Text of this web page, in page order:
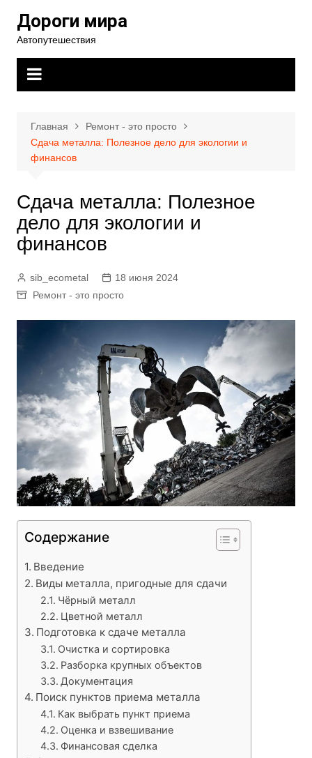
содержимому
Дороги мира
Автопутешествия
Главная
Ремонт - это просто
Сдача металла: Полезное дело для экологии и
финансов
Сдача металла: Полезное
дело для экологии и
финансов
sib_ecometal
18 июня 2024
Ремонт - это просто
Содержание
Введение
Виды металла, пригодные для сдачи
Чёрный металл
Цветной металл
Подготовка к сдаче металла
Очистка и сортировка
Разборка крупных объектов
Документация
Поиск пунктов приема металла
Как выбрать пункт приема
Оценка и взвешивание
Финансовая сделка